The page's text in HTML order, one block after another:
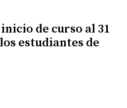
de curso al 31
estudiantes de